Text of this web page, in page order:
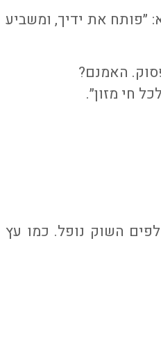
את ידיך, ומשביע
האמנם?
חי מזון״.
השוק נופל. כמו עץ